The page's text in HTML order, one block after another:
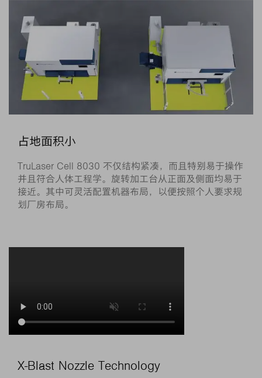
占地面积小
TruLaser Cell 8030 不仅结构紧凑，而且特别易于操作
并且符合人体工程学。旋转加工台从正面及侧面均易于
接近。其中可灵活配置机器布局，以便按照个人要求规
划厂房布局。
X-Blast Nozzle Technology